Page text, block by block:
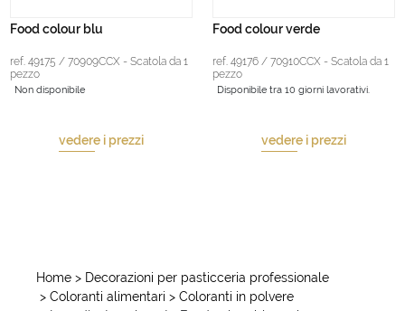
Food colour blu
ref. 49175 / 70909CCX - Scatola da 1
pezzo
Non disponibile
vedere i prezzi
Food colour verde
ref. 49176 / 70910CCX - Scatola da 1
pezzo
Disponibile tra 10 giorni lavorativi.
vedere i prezzi
Home > Decorazioni per pasticceria professionale
> Coloranti alimentari > Coloranti in polvere